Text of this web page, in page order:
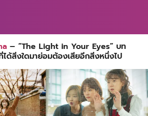
– “The Light in Your Eyes” บท
ได้สิ่งใดมาย่อมต้องเสียอีกสิ่งหนึ่งไป